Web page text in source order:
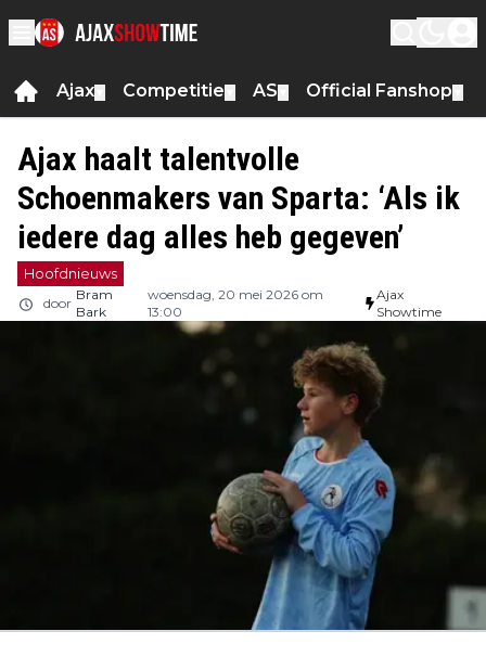
Ajax Competitie AS Official Fanshop
Ajax haalt talentvolle
Schoenmakers van Sparta: ‘Als ik
iedere dag alles heb gegeven’
Hoofdnieuws
door
Bram
Bark
woensdag, 20 mei 2026 om
13:00
Ajax
Showtime